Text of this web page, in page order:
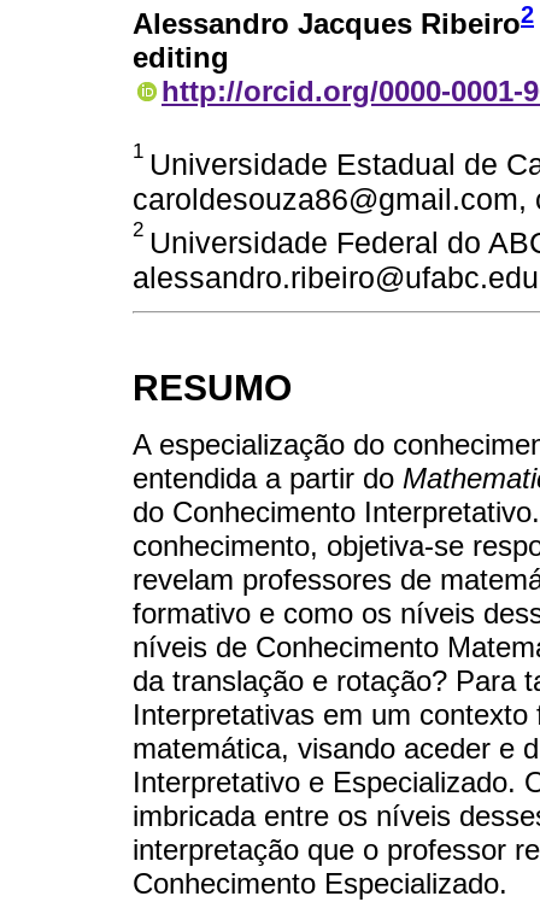
Alessandro Jacques Ribeiro2
editing
http://orcid.org/0000-0001-
1 Universidade Estadual de
2 Universidade Federal do
RESUMO
A especialização do
entendida a partir do
do Conhecimento
conhecimento, objetiva-se
revelam professores de
formativo e como os níveis
níveis de Conhecimento
da translação e rotação? Para
Interpretativas em um
matemática, visando aceder e
Interpretativo e Especializado.
imbricada entre os níveis
interpretação que o professor
Conhecimento Especializado.